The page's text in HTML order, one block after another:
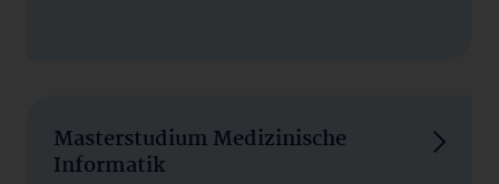
Masterstudium Medizinische
Informatik